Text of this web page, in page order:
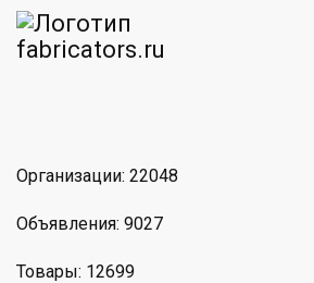
Организации: 22048
Объявления: 9027
Товары: 12699